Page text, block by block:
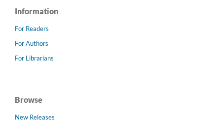
Information
For Readers
For Authors
For Librarians
Browse
New Releases